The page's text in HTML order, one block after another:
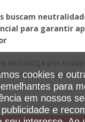
buscam
para garantir
é localizado e
Itanhaém
cookies e
para
em nossos
e